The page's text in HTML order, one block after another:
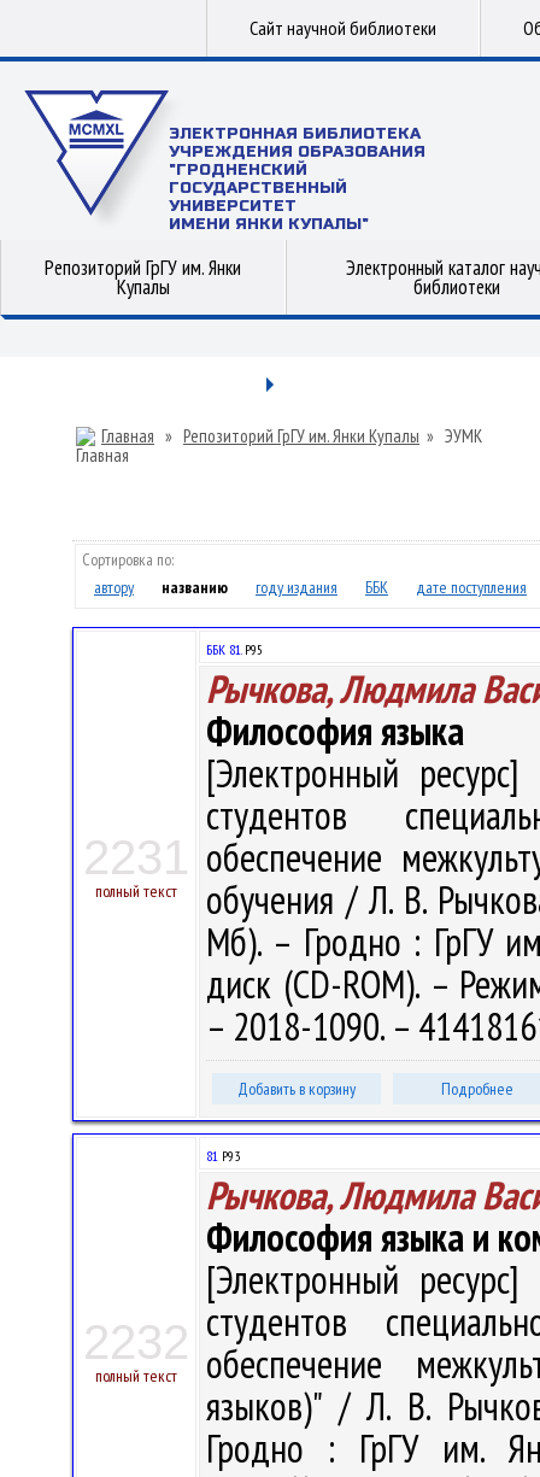
Сайт научной библиотеки
ЭЛЕКТРОННАЯ БИБЛИОТЕКА
УЧРЕЖДЕНИЯ ОБРАЗОВАНИЯ
"ГРОДНЕНСКИЙ
ГОСУДАРСТВЕННЫЙ
УНИВЕРСИТЕТ
ИМЕНИ ЯНКИ КУПАЛЫ"
Репозиторий ГрГУ им. Янки
Купалы
Электронный каталог
библиотеки
Главная » Репозиторий ГрГУ им. Янки Купалы » ЭУМК
Сортировка по:
автору
названию году издания ББК дате поступления
2231
полный текст
ББК 81.Р95
Рычкова, Людмила
Философия языка
[Электронный
студентов
обеспечение
обучения / Л. В.
Мб). – Гродно : ГрГУ
диск (CD-ROM). –
– 2018-1090. –
Добавить в корзину Подробнее
2232
полный текст
81 Р93
Рычкова, Людмила
Философия языка и
[Электронный
студентов
обеспечение
языков)" / Л. В.
Гродно : ГрГУ им.